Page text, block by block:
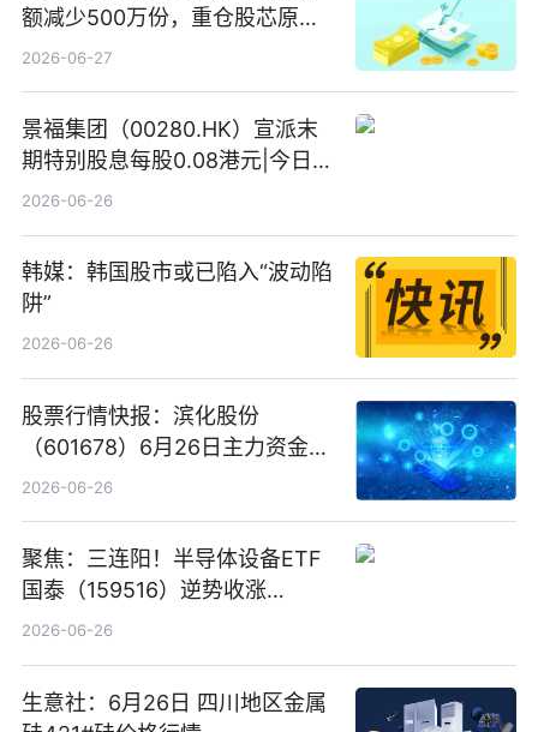
额减少500万份，重仓股芯原股
份、寒武纪、澜起科技 观速讯
2026-06-27
景福集团（00280.HK）宣派末
期特别股息每股0.08港元|今日快
看
2026-06-26
韩媒：韩国股市或已陷入“波动陷
阱”
2026-06-26
股票行情快报：滨化股份
（601678）6月26日主力资金净
卖出5964.34万元
2026-06-26
聚焦：三连阳！半导体设备ETF
国泰（159516）逆势收涨
3.5%，近10日累计净流入超65
2026-06-26
生意社：6月26日 四川地区金属